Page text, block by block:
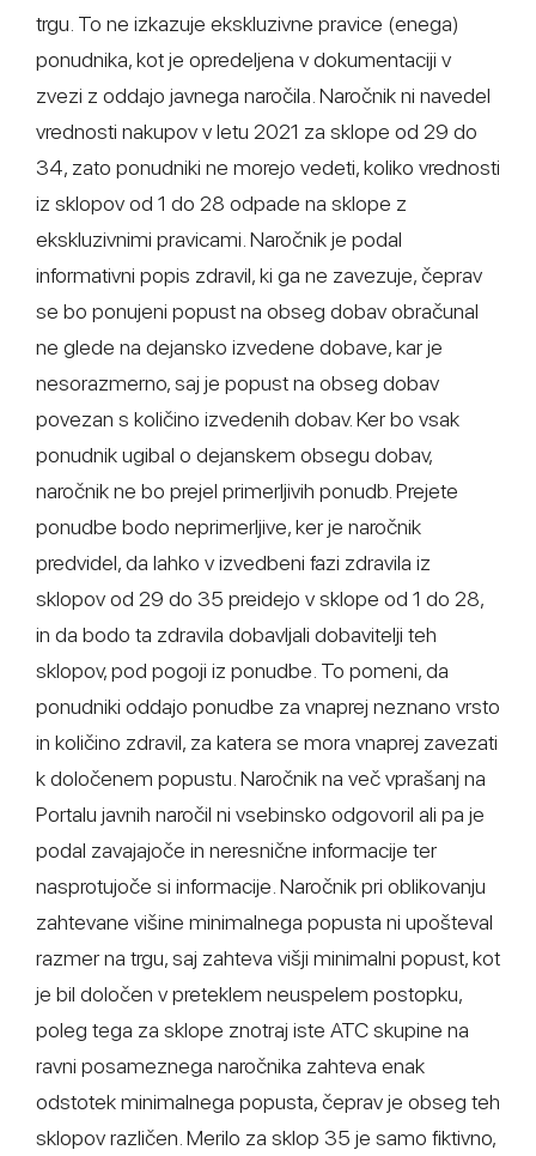
trgu. To ne izkazuje ekskluzivne pravice (enega)
ponudnika, kot je opredeljena v dokumentaciji v
zvezi z oddajo javnega naročila. Naročnik ni navedel
vrednosti nakupov v letu 2021 za sklope od 29 do
34, zato ponudniki ne morejo vedeti, koliko vrednosti
iz sklopov od 1 do 28 odpade na sklope z
ekskluzivnimi pravicami. Naročnik je podal
informativni popis zdravil, ki ga ne zavezuje, čeprav
se bo ponujeni popust na obseg dobav obračunal
ne glede na dejansko izvedene dobave, kar je
nesorazmerno, saj je popust na obseg dobav
povezan s količino izvedenih dobav. Ker bo vsak
ponudnik ugibal o dejanskem obsegu dobav,
naročnik ne bo prejel primerljivih ponudb. Prejete
ponudbe bodo neprimerljive, ker je naročnik
predvidel, da lahko v izvedbeni fazi zdravila iz
sklopov od 29 do 35 preidejo v sklope od 1 do 28,
in da bodo ta zdravila dobavljali dobavitelji teh
sklopov, pod pogoji iz ponudbe. To pomeni, da
ponudniki oddajo ponudbe za vnaprej neznano vrsto
in količino zdravil, za katera se mora vnaprej zavezati
k določenem popustu. Naročnik na več vprašanj na
Portalu javnih naročil ni vsebinsko odgovoril ali pa je
podal zavajajoče in neresnične informacije ter
nasprotujoče si informacije. Naročnik pri oblikovanju
zahtevane višine minimalnega popusta ni upošteval
razmer na trgu, saj zahteva višji minimalni popust, kot
je bil določen v preteklem neuspelem postopku,
poleg tega za sklope znotraj iste ATC skupine na
ravni posameznega naročnika zahteva enak
odstotek minimalnega popusta, čeprav je obseg teh
sklopov različen. Merilo za sklop 35 je samo fiktivno,